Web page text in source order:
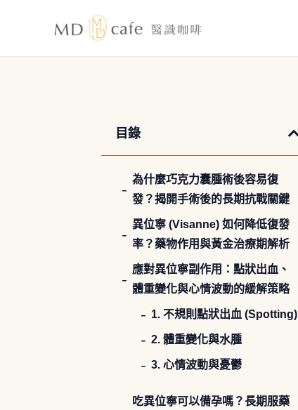
目錄
為什麼巧克力囊腫術後容易復
發？揭開手術後的長期抗戰關鍵
異位寧 (Visanne) 如何降低復發
率？藥物作用與黃金治療期解析
應對異位寧副作用：點狀出血、
體重變化與心情波動的緩解策略
1. 不規則點狀出血 (Spotting)
2. 體重變化與水腫
3. 心情波動與憂鬱
吃異位寧可以備孕嗎？長期服藥